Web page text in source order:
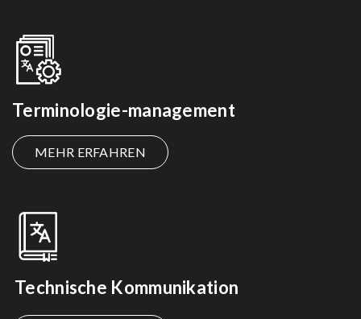
Terminologie-management
MEHR ERFAHREN
Technische Kommunikation